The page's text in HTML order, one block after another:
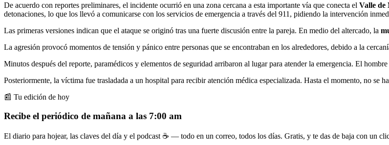
De acuerdo con reportes preliminares, el incidente ocurrió en una zona cercana a esta importante vía que conecta el Valle de
detonaciones, lo que los llevó a comunicarse con los servicios de emergencia a través del 911, pidiendo la intervención
Las primeras versiones indican que el ataque se originó tras una fuerte discusión entre la pareja. En medio del altercado, la
La agresión provocó momentos de tensión y pánico entre personas que se encontraban en los alrededores, debido a la
Minutos después del reporte, paramédicos y elementos de seguridad arribaron al lugar para atender la emergencia. El
Posteriormente, la víctima fue trasladada a un hospital para recibir atención médica especializada. Hasta el momento, no se
📰 Tu edición de hoy
Recibe el periódico de mañana a las 7:00 am
El diario para hojear, las claves del día y el podcast ☕ — todo en un correo, todos los días. Gratis, y te das de baja con un